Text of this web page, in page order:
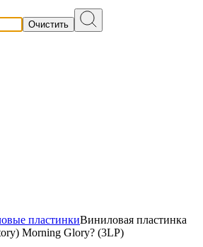
Очистить
пластинкиВиниловая пластинка
Morning Glory? (3LP)